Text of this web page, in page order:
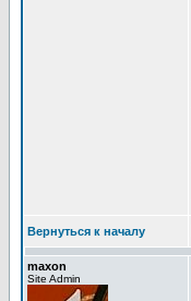
Вернуться к началу
maxon
Site Admin